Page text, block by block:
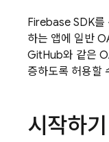
Firebase SDK를
하는 앱에 일반
GitHub와 같은
증하도록 허용할
시작하기